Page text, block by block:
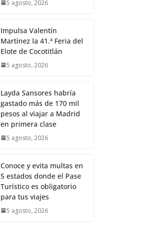
5 agosto, 2026
Impulsa Valentín
Martínez la 41.ª Feria del
Elote de Cocotitlán
5 agosto, 2026
Layda Sansores habría
gastado más de 170 mil
pesos al viajar a Madrid
en primera clase
5 agosto, 2026
Conoce y evita multas en
5 estados donde el Pase
Turístico es obligatorio
para tus viajes
5 agosto, 2026